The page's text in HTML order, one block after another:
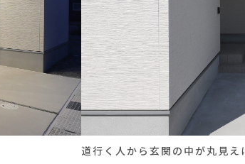
道行く人から玄関の中が丸見